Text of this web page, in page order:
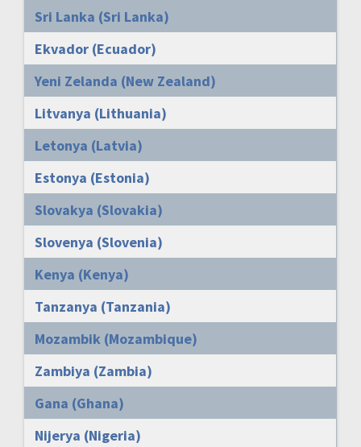
Sri Lanka (Sri Lanka)
Ekvador (Ecuador)
Yeni Zelanda (New Zealand)
Litvanya (Lithuania)
Letonya (Latvia)
Estonya (Estonia)
Slovakya (Slovakia)
Slovenya (Slovenia)
Kenya (Kenya)
Tanzanya (Tanzania)
Mozambik (Mozambique)
Zambiya (Zambia)
Gana (Ghana)
Nijerya (Nigeria)